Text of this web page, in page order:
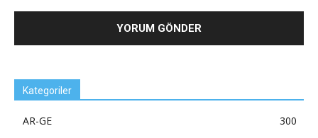
Kategoriler
AR-GE
300